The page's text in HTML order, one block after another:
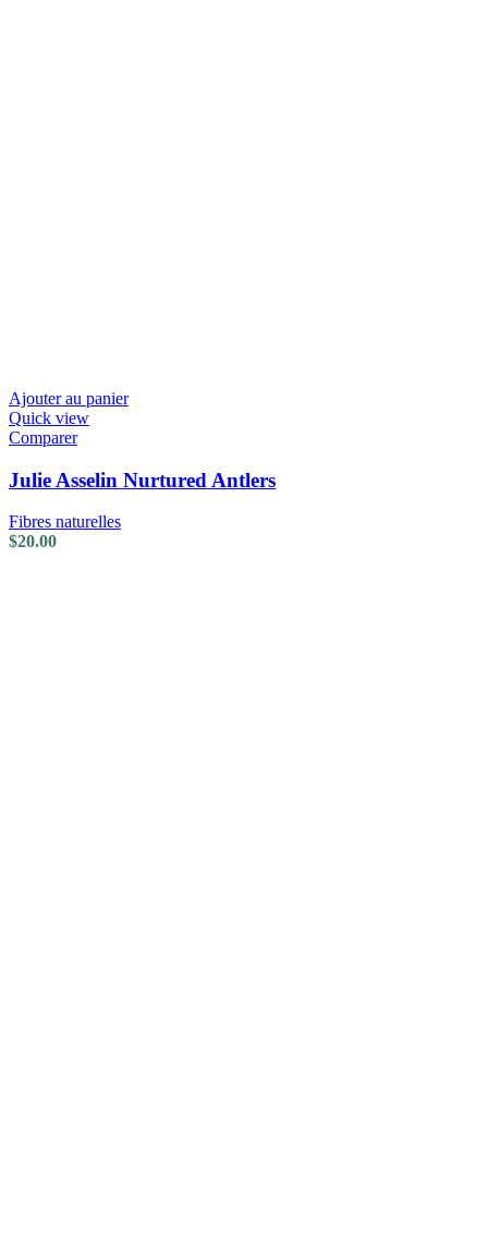
Ajouter au panier
Quick view
Comparer
Julie Asselin Nurtured Antlers
Fibres naturelles
$20.00